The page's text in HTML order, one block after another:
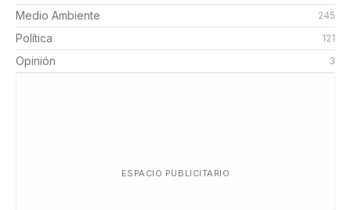
Medio Ambiente 245
Política 121
Opinión 3
ESPACIO PUBLICITARIO